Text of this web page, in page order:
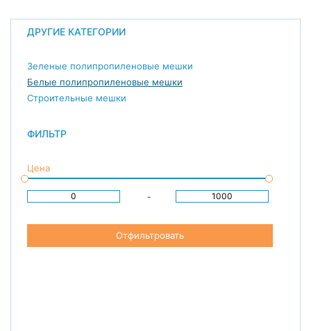
ДРУГИЕ КАТЕГОРИИ
Зеленые полипропиленовые мешки
Белые полипропиленовые мешки
Строительные мешки
ФИЛЬТР
Цена
-
Отфильтровать